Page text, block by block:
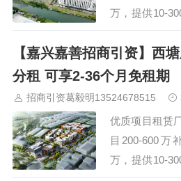
万，提供10-
集成电路项目
体项目一事一
塘收费站（
钟、嘉善北收
10分钟车程
供…
【嘉兴嘉善招商引资】西
分租 可享2-36个月免租期
招商引资葛毅明13524678515
优质项目租赁
目200-600万
万，提供10-